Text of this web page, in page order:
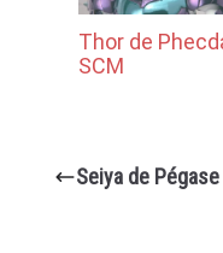
Thor de
SCM
Seiya de Pégase